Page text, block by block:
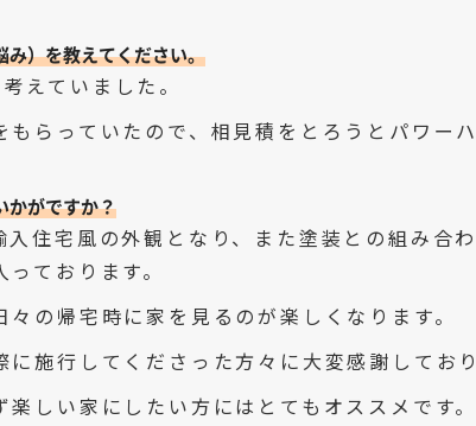
）を教えてください。
えていました。
らっていたので、相見積をとろうとパワー
がですか？
住宅風の外観となり、また塗装との組み合
ております。
の帰宅時に家を見るのが楽しくなります。
施行してくださった方々に大変感謝しており
しい家にしたい方にはとてもオススメです。